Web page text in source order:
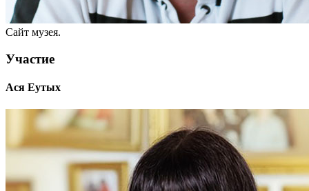
Сайт музея.
Участие
Ася Еутых